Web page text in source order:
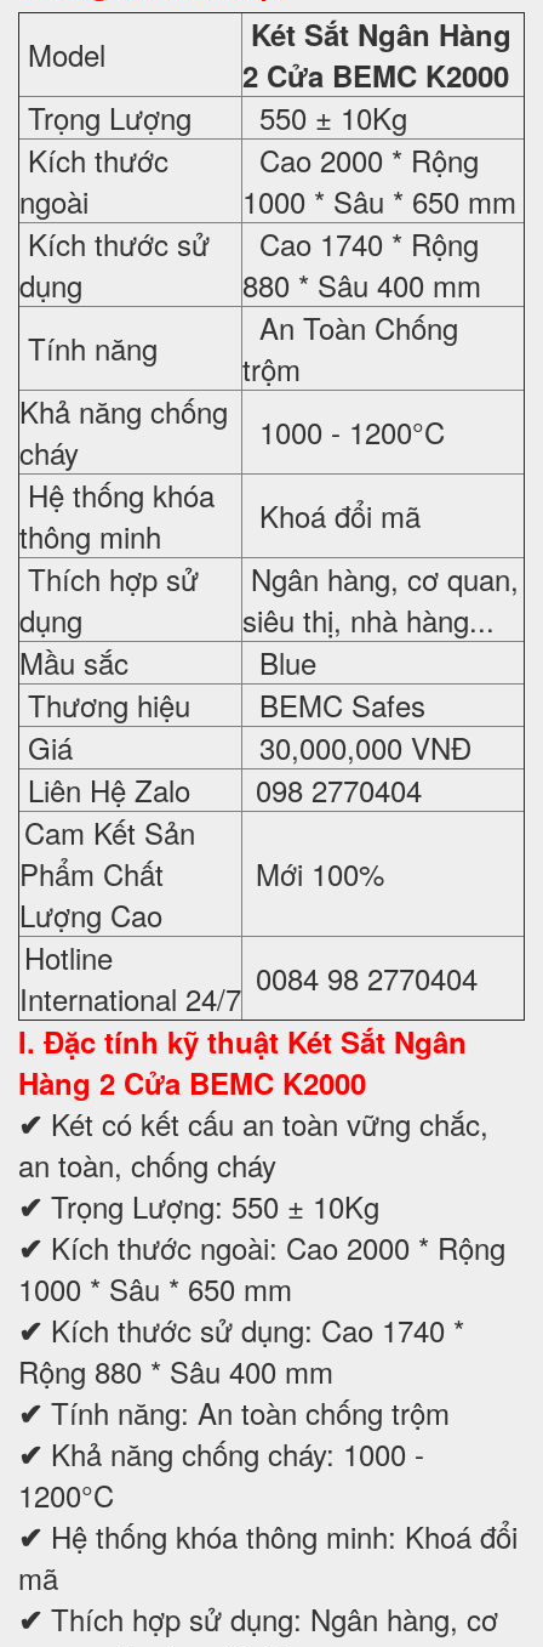
Model
Két Sắt Ngân Hàng
2 Cửa BEMC K2000
Trọng Lượng
550 ± 10Kg
Kích thước
ngoài
Cao 2000 * Rộng
1000 * Sâu * 650 mm
Kích thước sử
dụng
Cao 1740 * Rộng
880 * Sâu 400 mm
Tính năng
An Toàn Chống
trộm
Khả năng chống
cháy
1000 - 1200°C
Hệ thống khóa
thông minh
Khoá đổi mã
Thích hợp sử
dụng
Ngân hàng, cơ quan,
siêu thị, nhà hàng...
Mầu sắc
Blue
Thương hiệu
BEMC Safes
Giá
30,000,000 VNĐ
Liên Hệ Zalo
098 2770404
Cam Kết Sản
Phẩm Chất
Lượng Cao
Mới 100%
Hotline
International 24/7 0084 98 2770404
I. Đặc tính kỹ thuật Két Sắt Ngân
Hàng 2 Cửa BEMC K2000
✔ Két có kết cấu an toàn vững chắc,
an toàn, chống cháy
✔ Trọng Lượng: 550 ± 10Kg
✔ Kích thước ngoài: Cao 2000 * Rộng
1000 * Sâu * 650 mm
✔ Kích thước sử dụng: Cao 1740 *
Rộng 880 * Sâu 400 mm
✔ Tính năng: An toàn chống trộm
✔ Khả năng chống cháy: 1000 -
1200°C
✔ Hệ thống khóa thông minh: Khoá đổi
mã
✔ Thích hợp sử dụng: Ngân hàng, cơ